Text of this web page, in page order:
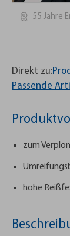
55 Jahre
Direkt zu:
Passende
zum
hohe